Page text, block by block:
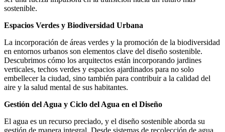
sostenible.
Espacios Verdes y Biodiversidad Urbana
La incorporación de áreas verdes y la promoción de la biodiversidad
en entornos urbanos son elementos clave del diseño sostenible.
Descubrimos cómo los arquitectos están incorporando jardines
verticales, techos verdes y espacios ajardinados para no solo
embellecer la ciudad, sino también para contribuir a la calidad del
aire y la salud mental de sus habitantes.
Gestión del Agua y Ciclo del Agua en el Diseño
El agua es un recurso preciado, y el diseño sostenible aborda su
gestión de manera integral. Desde sistemas de recolección de agua